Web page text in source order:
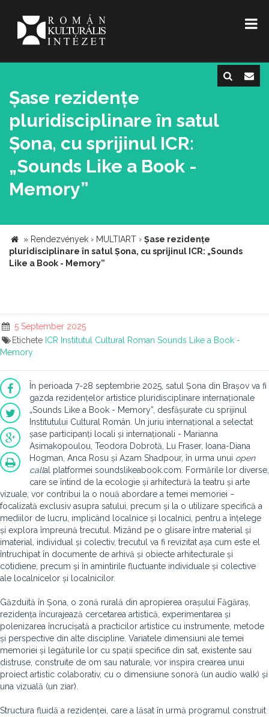
Șase rezidențe
pluridisciplinare în satul
Șona, cu sprijinul ICR:
„Sounds Like a Book -
Memory”
» Rendezvények › MULTIART › Șase rezidențe
pluridisciplinare în satul Șona, cu sprijinul ICR: „Sounds
Like a Book - Memory”
5 September 2025
Etichete ICR Institutul Cultural Roman Sounds Like a Book -
Memory
În perioada 7-28 septembrie 2025, satul Șona din Brașov va fi
gazda rezidențelor artistice pluridisciplinare internaționale
„Sounds Like a Book - Memory”, desfășurate cu sprijinul
Institutului Cultural Român. Un juriu internațional a selectat
șase participanți locali și internaționali - Marianna
Asimakopoulou, Teodora Dobrotă, Lu Fraser, Ioana-Diana
Hogman, Anca Rosu și Azam Shadpour, în urma unui open
callal platformei soundslikeabook.com. Formările lor diverse,
care se întind de la ecologie și arhitectură la teatru și arte
vizuale, vor contribui la o nouă abordare a temei memoriei –
focalizată exclusiv asupra satului, precum și la o utilizare specifică a
mediilor de lucru, implicând localnice și localnici, pentru a înțelege
și explora împreună trecutul. Mizând pe o glisare între material și
imaterial, individual și colectiv, trecutul va fi revizitat așa cum este el
întruchipat în documente de arhivă și obiecte arhitecturale și
cotidiene, precum și în amintirile fluctuante individuale și colective
ale localnicelor și localnicilor.
Găzduită în Șona, o zonă rurală din apropierea orașului Făgăraș,
rezidența încurajează cercetarea artistică, experimentarea și
polenizarea încrucișată a practicilor artistice cu instrumente, metode
și perspective din alte discipline. Variatele dimensiuni ale temei
memoriei și legăturile lor cu spații specifice din sat, existente sau
distruse, construite de om sau naturale, vor inspira crearea unui
proiect artistic colaborativ, cu o dimensiune sonoră (un audio walk) și
una vizuală (un ziar).
Structura fluidă a rezidenței, care a lăsat în urmă programul construit